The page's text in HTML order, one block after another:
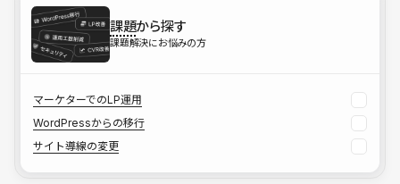
課題から探す
課題解決にお悩みの方
マーケターでのLP運用
WordPressからの移行
サイト導線の変更